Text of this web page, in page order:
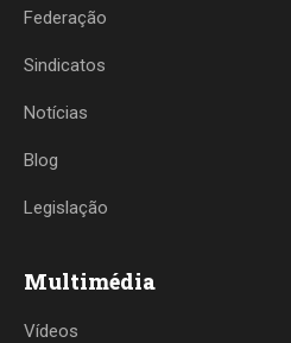
Federação
Sindicatos
Notícias
Blog
Legislação
Multimédia
Vídeos